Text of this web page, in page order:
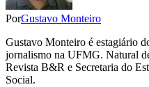
PorGustavo Monteiro
Gustavo Monteiro é estagiário
jornalismo na UFMG. Natural
Revista B&R e Secretaria do
Social.